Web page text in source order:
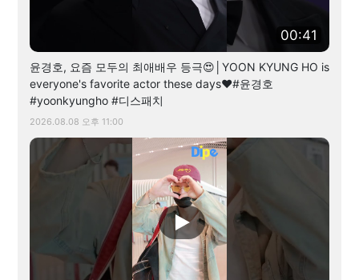
00:41
윤경호, 요즘 모두의 최애배우 등극😍│YOON KYUNG HO is
everyone's favorite actor these days❤️#윤경호
#yoonkyungho #디스패치
2026.08.08 오후 11:00